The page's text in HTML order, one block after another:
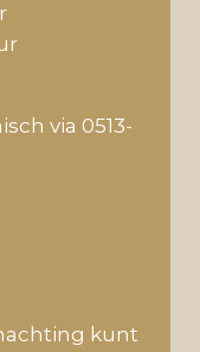
via 0513-
kunt